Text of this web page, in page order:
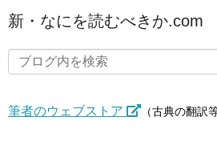
新・なにを読むべきか.com
筆者のウェブストア （古典の翻訳